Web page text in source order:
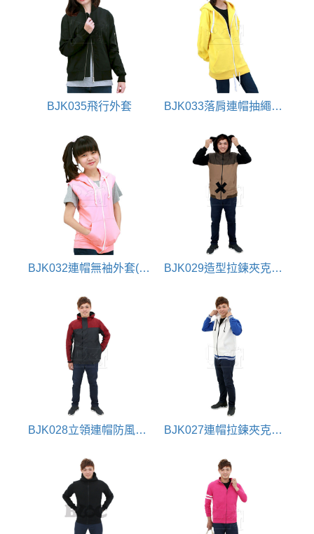
BJK035飛行外套 BJK033落肩連帽抽繩拉鍊外套
BJK032連帽無袖外套(連帽背心) BJK029造型拉鍊夾克外套
BJK028立領連帽防風夾克外套 BJK027連帽拉鍊夾克外套